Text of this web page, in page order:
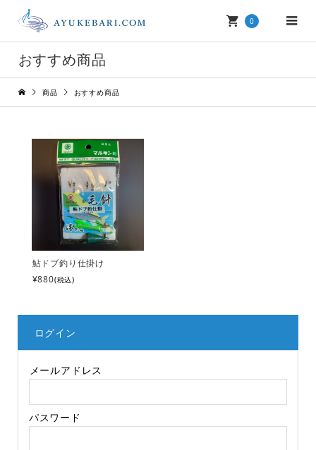
0
おすすめ商品
商品 おすすめ商品
鮎ドブ釣り仕掛け
¥880(税込)
ログイン
メールアドレス
パスワード